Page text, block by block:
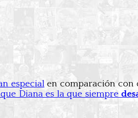
especialen comparación con
Diana es la que siempre